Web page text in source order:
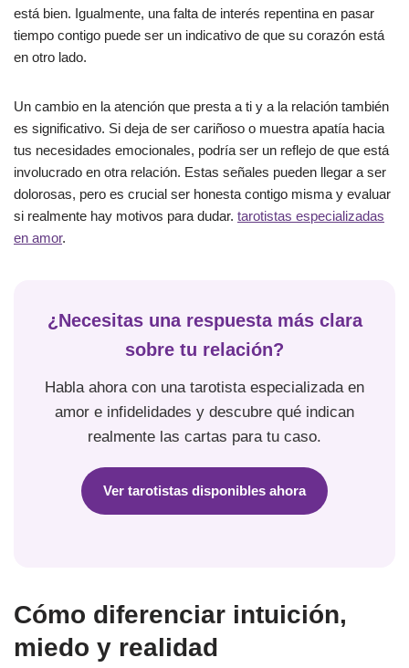
está bien. Igualmente, una falta de interés repentina en pasar
tiempo contigo puede ser un indicativo de que su corazón está
en otro lado.
Un cambio en la atención que presta a ti y a la relación también
es significativo. Si deja de ser cariñoso o muestra apatía hacia
tus necesidades emocionales, podría ser un reflejo de que está
involucrado en otra relación. Estas señales pueden llegar a ser
dolorosas, pero es crucial ser honesta contigo misma y evaluar
si realmente hay motivos para dudar. tarotistas especializadas
en amor.
¿Necesitas una respuesta más clara
sobre tu relación?
Habla ahora con una tarotista especializada en
amor e infidelidades y descubre qué indican
realmente las cartas para tu caso.
Ver tarotistas disponibles ahora
Cómo diferenciar intuición,
miedo y realidad